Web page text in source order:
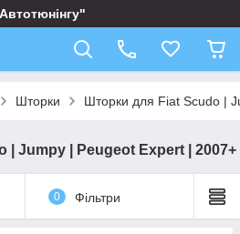
Шторки Шторки для Fiat Scudo |
| Jumpy | Peugeot Expert | 2007+
0 Фільтри